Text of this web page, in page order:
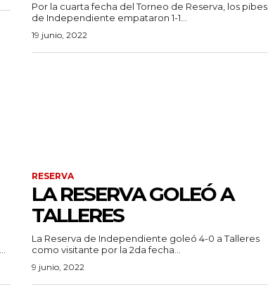
Por la cuarta fecha del Torneo de Reserva, los pibes
de Independiente empataron 1-1...
19 junio, 2022
RESERVA
LA RESERVA GOLEÓ A
TALLERES
La Reserva de Independiente goleó 4-0 a Talleres
como visitante por la 2da fecha...
9 junio, 2022